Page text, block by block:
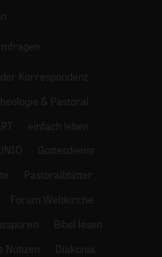
Korrespondenz
& Pastoral
einfach leben
Gottesdienst
Pastoralblätter
Forum Weltkirche
Bibel lesen
Notizen
Diakonia